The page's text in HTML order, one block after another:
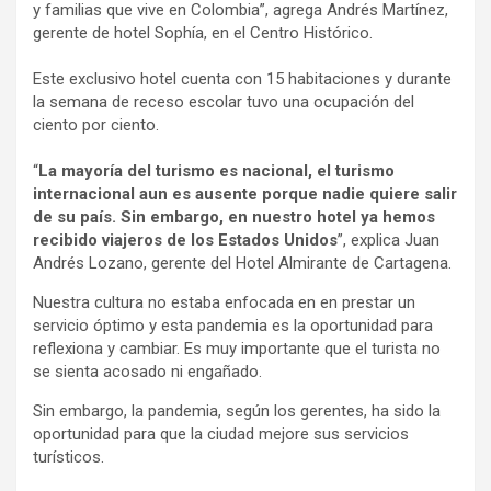
y familias que vive en Colombia”, agrega Andrés Martínez,
gerente de hotel Sophía, en el Centro Histórico.
Este exclusivo hotel cuenta con 15 habitaciones y durante
la semana de receso escolar tuvo una ocupación del
ciento por ciento.
“La mayoría del turismo es nacional, el turismo
internacional aun es ausente porque nadie quiere salir
de su país. Sin embargo, en nuestro hotel ya hemos
recibido viajeros de los Estados Unidos”, explica Juan
Andrés Lozano, gerente del Hotel Almirante de Cartagena.
Nuestra cultura no estaba enfocada en en prestar un
servicio óptimo y esta pandemia es la oportunidad para
reflexiona y cambiar. Es muy importante que el turista no
se sienta acosado ni engañado.
Sin embargo, la pandemia, según los gerentes, ha sido la
oportunidad para que la ciudad mejore sus servicios
turísticos.